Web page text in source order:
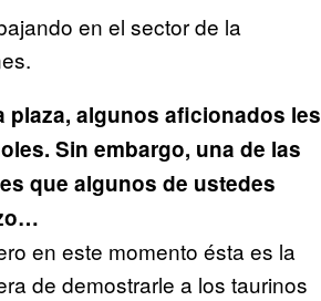
en el sector de la
plaza, algunos aficionados les
Sin embargo, una de las
que algunos de ustedes
en este momento ésta es la
de demostrarle a los taurinos